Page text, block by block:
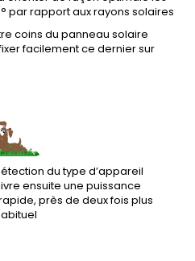
par rapport aux rayons solaires
coins du panneau solaire
facilement ce dernier sur
du type d’appareil
ensuite une puissance
près de deux fois plus